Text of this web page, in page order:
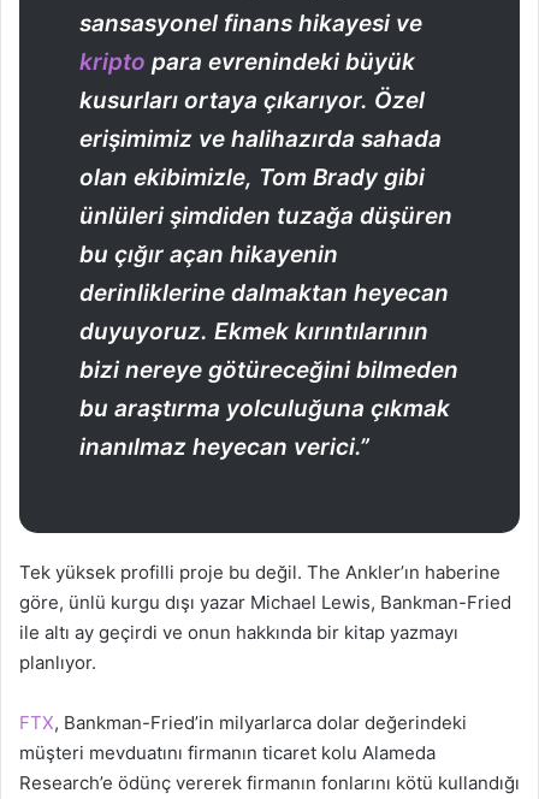
sansasyonel finans hikayesi ve
kripto para evrenindeki büyük
kusurları ortaya çıkarıyor. Özel
erişimimiz ve halihazırda sahada
olan ekibimizle, Tom Brady gibi
ünlüleri şimdiden tuzağa düşüren
bu çığır açan hikayenin
derinliklerine dalmaktan heyecan
duyuyoruz. Ekmek kırıntılarının
bizi nereye götüreceğini bilmeden
bu araştırma yolculuğuna çıkmak
inanılmaz heyecan verici.”
Tek yüksek profilli proje bu değil. The Ankler’ın haberine
göre, ünlü kurgu dışı yazar Michael Lewis, Bankman-Fried
ile altı ay geçirdi ve onun hakkında bir kitap yazmayı
planlıyor.
FTX, Bankman-Fried’in milyarlarca dolar değerindeki
müşteri mevduatını firmanın ticaret kolu Alameda
Research’e ödünç vererek firmanın fonlarını kötü kullandığı